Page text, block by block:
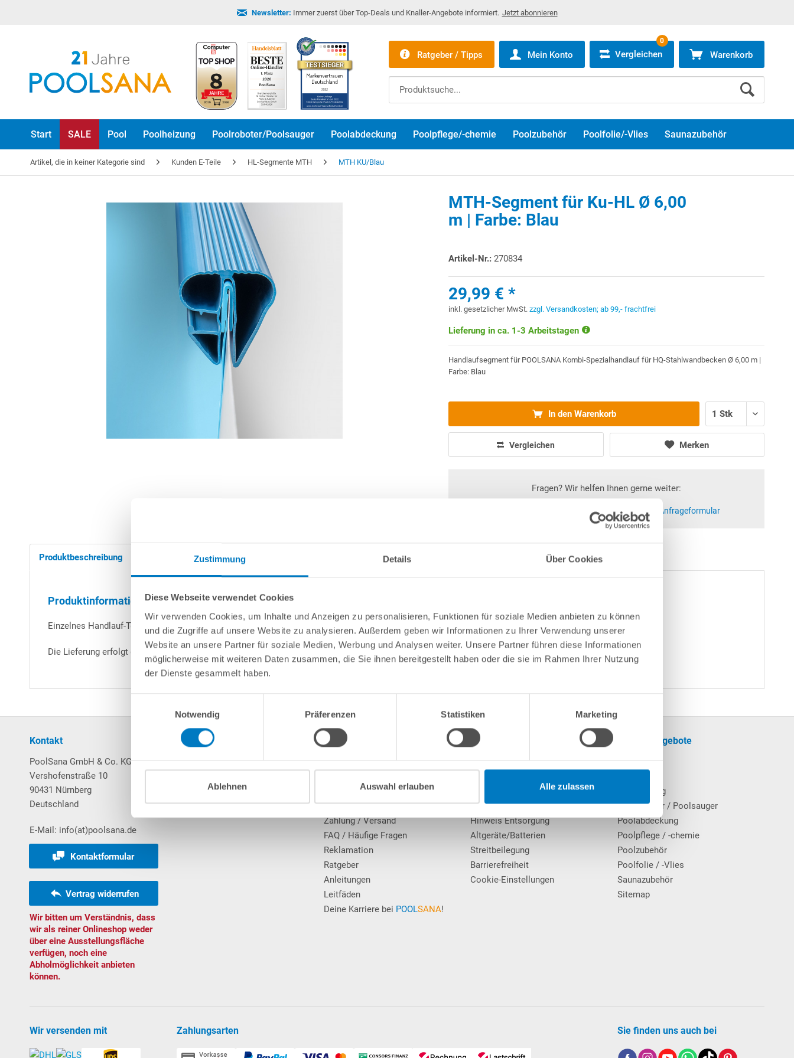
Zustimmung Details Über Cookies
Diese Webseite verwendet Cookies
Wir verwenden Cookies, um Inhalte und Anzeigen zu personalisieren, Funktionen für soziale Medien anbieten zu können
und die Zugriffe auf unsere Website zu analysieren. Außerdem geben wir Informationen zu Ihrer Verwendung unserer
Website an unsere Partner für soziale Medien, Werbung und Analysen weiter. Unsere Partner führen diese Informationen
möglicherweise mit weiteren Daten zusammen, die Sie ihnen bereitgestellt haben oder die sie im Rahmen Ihrer Nutzung
der Dienste gesammelt haben.
Notwendig
Präferenzen Statistiken Marketing
Ablehnen Auswahl erlauben Alle zulassen
Newsletter: Immer zuerst über Top-Deals und Knaller-Angebote informiert. Jetzt abonnieren
Ratgeber / Tipps Mein Konto Vergleichen
0
Warenkorb
Start SALE Pool Poolheizung Poolroboter/Poolsauger Poolabdeckung Poolpflege/-chemie Poolzubehör Poolfolie/-Vlies Saunazubehör
Artikel, die in keiner Kategorie sind Kunden E-Teile HL-Segmente MTH MTH KU/Blau
MTH-Segment für Ku-HL Ø 6,00
m | Farbe: Blau
Artikel-Nr.: 270834
29,99 € *
inkl. gesetzlicher MwSt.zzgl. Versandkosten; ab 99,- frachtfrei
Lieferung in ca. 1-3 Arbeitstagen
Handlaufsegment für POOLSANA Kombi-Spezialhandlauf für HQ-Stahlwandbecken Ø 6,00 m |
Farbe: Blau
In den Warenkorb
Vergleichen Merken
Fragen? Wir helfen Ihnen gerne weiter:
Anfrageformular
Produktbeschreibung Herstellerangaben
Produktinformationen "MTH-Segment für Ku-HL Ø 6,00 m | Farbe: Blau"
Einzelnes Handlauf-Teilsegment für HQ-Rundbecken mit einem Durchmesser von 6,00 m (Radius 3,00 m) | Länge: ca. 98 cm | Farbe: Blau
Die Lieferung erfolgt ohne Verbindungsstifte!
Kontakt
PoolSana GmbH & Co. KG
Vershofenstraße 10
90431 Nürnberg
Deutschland
E-Mail: info(at)poolsana.de
Kontaktformular
Vertrag widerrufen
Wir bitten um Verständnis, dass
wir als reiner Onlineshop weder
über eine Ausstellungsfläche
verfügen, noch eine
Abholmöglichkeit anbieten
können.
Mein Konto
Warenkorb
Bestellungen
Kundeninformationen
Das POOLSANA-Team
Erfahrungen unserer Kunden
Zahlung / Versand
FAQ / Häufige Fragen
Reklamation
Ratgeber
Anleitungen
Leitfäden
Deine Karriere bei POOLSANA!
Rechtliche Informationen
Datenschutz
Hinweis Entsorgung
Altgeräte/Batterien
Streitbeilegung
Barrierefreiheit
Cookie-Einstellungen
Unsere Angebote
Poolheizung
Poolroboter / Poolsauger
Poolabdeckung
Poolpflege / -chemie
Poolzubehör
Poolfolie / -Vlies
Saunazubehör
Sitemap
Wir versenden mit Zahlungsarten Sie finden uns auch bei